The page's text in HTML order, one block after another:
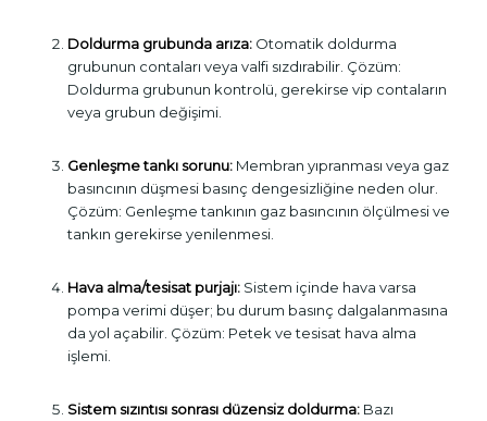
Doldurma grubunda arıza:Otomatik doldurma
grubunun contaları veya valfi sızdırabilir. Çözüm:
Doldurma grubunun kontrolü, gerekirse vip contaların
veya grubun değişimi.
Genleşme tankı sorunu:Membran yıpranması veya gaz
basıncının düşmesi basınç dengesizliğine neden olur.
Çözüm: Genleşme tankının gaz basıncının ölçülmesi ve
tankın gerekirse yenilenmesi.
Hava alma/tesisat purjajı:Sistem içinde hava varsa
pompa verimi düşer; bu durum basınç dalgalanmasına
da yol açabilir. Çözüm: Petek ve tesisat hava alma
işlemi.
Sistem sızıntısı sonrası düzensiz doldurma:Bazı